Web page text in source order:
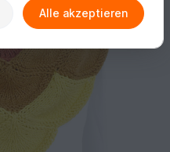
Alle akzeptieren